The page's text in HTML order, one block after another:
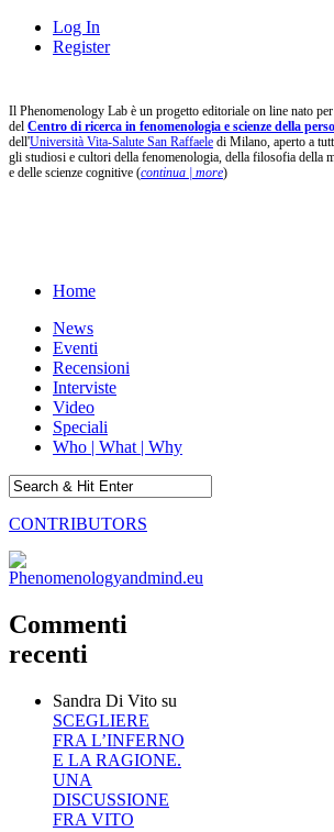
Log In
Register
Il Phenomenology Lab è un progetto editoriale on line nato
del Centro di ricerca in fenomenologia e scienze della
dell'Università Vita-Salute San Raffaele di Milano, aperto a
gli studiosi e cultori della fenomenologia, della filosofia della
e delle scienze cognitive (continua | more)
Home
News
Eventi
Recensioni
Interviste
Video
Speciali
Who | What | Why
CONTRIBUTORS
Commenti
recenti
Sandra Di Vito su
SCEGLIERE
FRA L’INFERNO
E LA RAGIONE.
UNA
DISCUSSIONE
FRA VITO